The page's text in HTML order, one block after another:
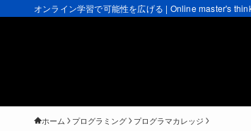
オンライン学習で可能性を広げる | Online master's
ホーム プログラミング プログラマカレッジ